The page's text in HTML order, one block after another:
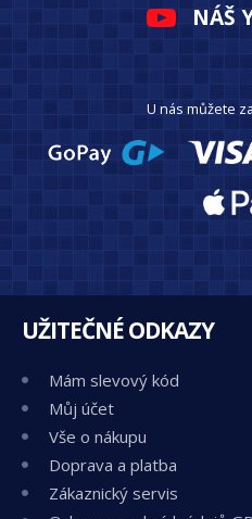
NÁŠ
U nás můžete
UŽITEČNÉ ODKAZY
Mám slevový kód
Můj účet
Vše o nákupu
Doprava a platba
Zákaznický servis